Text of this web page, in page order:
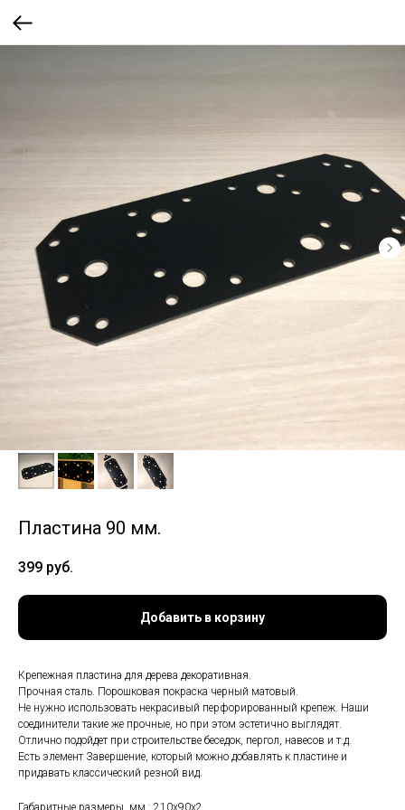
Пластина 90 мм.
399 руб.
Добавить в корзину
Крепежная пластина для дерева декоративная.
Прочная сталь. Порошковая покраска черный матовый.
Не нужно использовать некрасивый перфорированный крепеж. Наши
соединители такие же прочные, но при этом эстетично выглядят.
Отлично подойдет при строительстве беседок, пергол, навесов и т.д.
Есть элемент Завершение, который можно добавлять к пластине и
придавать классический резной вид.